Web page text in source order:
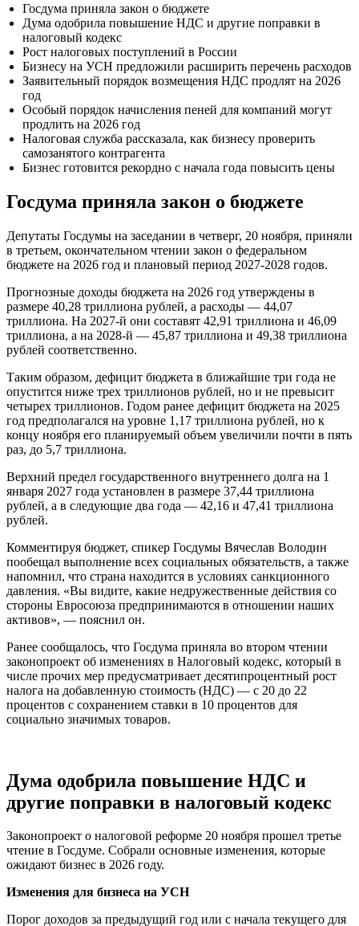
Госдума приняла закон о бюджете
Дума одобрила повышение НДС и другие поправки в
налоговый кодекс
Рост налоговых поступлений в России
Бизнесу на УСН предложили расширить перечень расходов
Заявительный порядок возмещения НДС продлят на 2026
год
Особый порядок начисления пеней для компаний могут
продлить на 2026 год
Налоговая служба рассказала, как бизнесу проверить
самозанятого контрагента
Бизнес готовится рекордно с начала года повысить цены
Госдума приняла закон о бюджете
Депутаты Госдумы на заседании в четверг, 20 ноября, приняли
в третьем, окончательном чтении закон о федеральном
бюджете на 2026 год и плановый период 2027-2028 годов.
Прогнозные доходы бюджета на 2026 год утверждены в
размере 40,28 триллиона рублей, а расходы — 44,07
триллиона. На 2027-й они составят 42,91 триллиона и 46,09
триллиона, а на 2028-й — 45,87 триллиона и 49,38 триллиона
рублей соответственно.
Таким образом, дефицит бюджета в ближайшие три года не
опустится ниже трех триллионов рублей, но и не превысит
четырех триллионов. Годом ранее дефицит бюджета на 2025
год предполагался на уровне 1,17 триллиона рублей, но к
концу ноября его планируемый объем увеличили почти в пять
раз, до 5,7 триллиона.
Верхний предел государственного внутреннего долга на 1
января 2027 года установлен в размере 37,44 триллиона
рублей, а в следующие два года — 42,16 и 47,41 триллиона
рублей.
Комментируя бюджет, спикер Госдумы Вячеслав Володин
пообещал выполнение всех социальных обязательств, а также
напомнил, что страна находится в условиях санкционного
давления. «Вы видите, какие недружественные действия со
стороны Евросоюза предпринимаются в отношении наших
активов», — пояснил он.
Ранее сообщалось, что Госдума приняла во втором чтении
законопроект об изменениях в Налоговый кодекс, который в
числе прочих мер предусматривает десятипроцентный рост
налога на добавленную стоимость (НДС) — с 20 до 22
процентов с сохранением ставки в 10 процентов для
социально значимых товаров.
Дума одобрила повышение НДС и
другие поправки в налоговый кодекс
Законопроект о налоговой реформе 20 ноября прошел третье
чтение в Госдуме. Собрали основные изменения, которые
ожидают бизнес в 2026 году.
Изменения для бизнеса на УСН
Порог доходов за предыдущий год или с начала текущего для